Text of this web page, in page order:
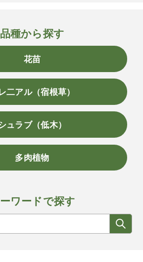
品種から探す
花苗
二アル（宿根草）
ュラブ（低木）
多肉植物
ワードで探す